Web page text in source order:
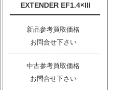
EXTENDER EF1.4×III
新品参考買取価格
お問合せ下さい
中古参考買取価格
お問合せ下さい